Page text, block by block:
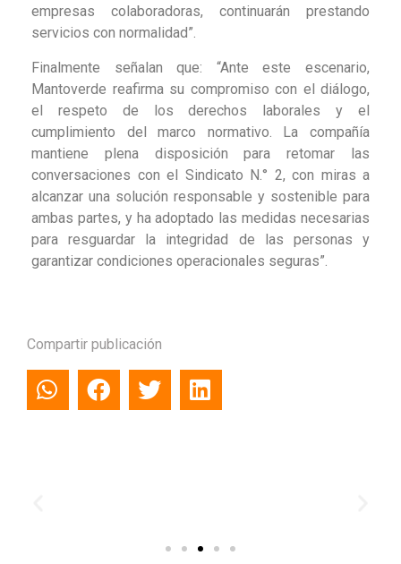
empresas colaboradoras, continuarán prestando
servicios con normalidad”.
Finalmente señalan que: “Ante este escenario,
Mantoverde reafirma su compromiso con el diálogo,
el respeto de los derechos laborales y el
cumplimiento del marco normativo. La compañía
mantiene plena disposición para retomar las
conversaciones con el Sindicato N.° 2, con miras a
alcanzar una solución responsable y sostenible para
ambas partes, y ha adoptado las medidas necesarias
para resguardar la integridad de las personas y
garantizar condiciones operacionales seguras”.
Compartir publicación